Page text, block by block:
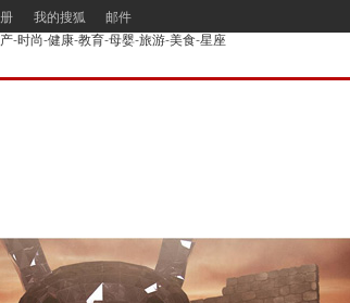
我的搜狐
邮件
-时尚-健康-教育-母婴-旅游-美食-星座